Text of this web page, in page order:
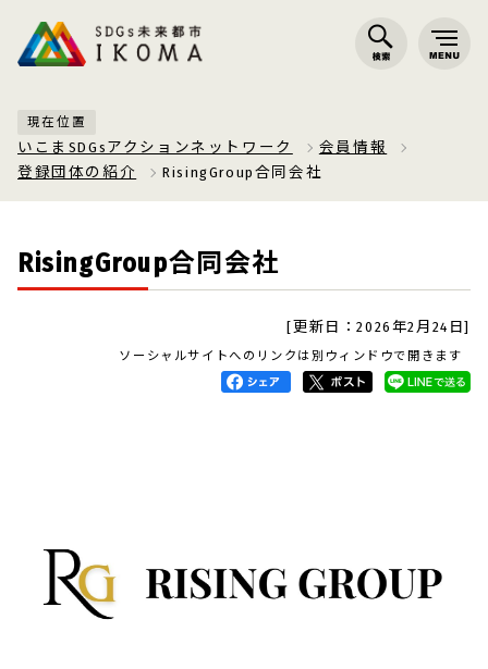
現在位置
いこまSDGsアクションネットワーク
会員情報
登録団体の紹介
RisingGroup合同会社
RisingGroup合同会社
[更新日：2026年2月24日]
ソーシャルサイトへのリンクは別ウィンドウで開きます